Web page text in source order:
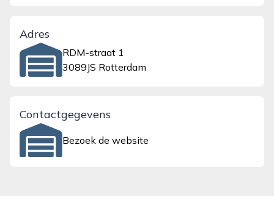
Adres
RDM-straat 1
3089JS Rotterdam
Contactgegevens
Bezoek de website